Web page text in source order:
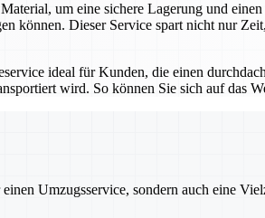
um eine sichere Lagerung und
können. Dieser Service spart nicht nur
ideal für Kunden, die einen
wird. So können Sie sich auf das
Umzugsservice, sondern auch eine